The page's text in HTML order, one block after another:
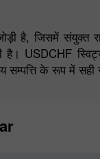
है, जिसमें संयुक्त
है। USDCHF
सम्पत्ति के रूप में सही